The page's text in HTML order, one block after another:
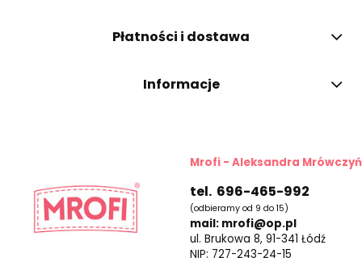
Płatności i dostawa
Informacje
Mrofi - Aleksandra
tel. 696-465-992
(odbieramy od 9 do 15)
mail: mrofi@op.pl
ul. Brukowa 8, 91-341 Łódź
NIP: 727-243-24-15